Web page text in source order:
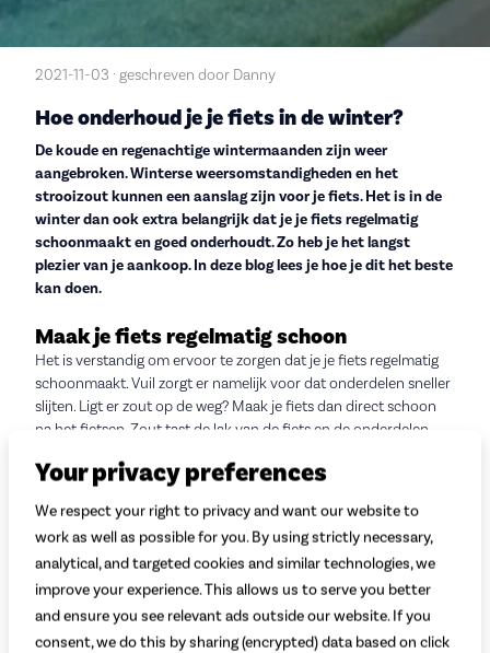
2021-11-03 · geschreven door Danny
Hoe onderhoud je je fiets in de winter?
De koude en regenachtige wintermaanden zijn weer
aangebroken. Winterse weersomstandigheden en het
strooizout kunnen een aanslag zijn voor je fiets. Het is in de
winter dan ook extra belangrijk dat je je fiets regelmatig
schoonmaakt en goed onderhoudt. Zo heb je het langst
plezier van je aankoop. In deze blog lees je hoe je dit het beste
kan doen.
Maak je fiets regelmatig schoon
Het is verstandig om ervoor te zorgen dat je je fiets regelmatig
schoonmaakt. Vuil zorgt er namelijk voor dat onderdelen sneller
slijten. Ligt er zout op de weg? Maak je fiets dan direct schoon
na het fietsen. Zout tast de lak van de fiets en de onderdelen
een effectief en beschermend reinigingsmiddel voor je fiets aan
toe te voegen. Je kan bijvoorbeeld Cyclon Bionet spray
gebruiken. Dit schoonmaakmiddel verwijdert vuil, oliën en
vetten. Het product heeft een frisse geur en helpt je om je fiets
snel weer schoon te krijgen. Gebruik een stevige poetsdoek om
je fiets schoon te maken.
Your privacy preferences
We respect your right to privacy and want our website to
work as well as possible for you. By using strictly necessary,
analytical, and targeted cookies and similar technologies, we
improve your experience. This allows us to serve you better
and ensure you see relevant ads outside our website. If you
consent, we do this by sharing (encrypted) data based on click